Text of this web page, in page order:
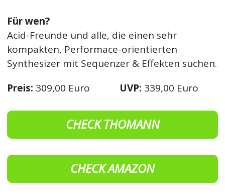
Für wen?
Acid-Freunde und alle, die einen sehr
kompakten, Performace-orientierten
Synthesizer mit Sequenzer & Effekten suchen.
Preis: 309,00 Euro UVP: 339,00 Euro
CHECK THOMANN
CHECK AMAZON